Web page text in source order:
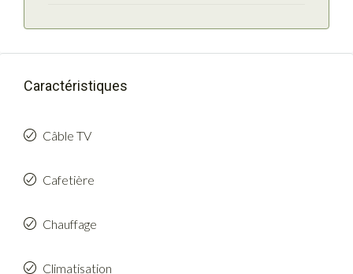
Caractéristiques
Câble TV
Cafetière
Chauffage
Climatisation